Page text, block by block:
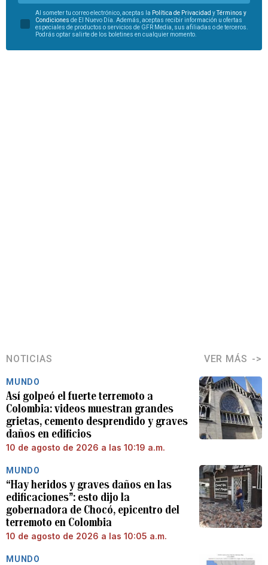
Al someter tu correo electrónico, aceptas la Política de Privacidad yTérminos y
Condiciones de El Nuevo Día. Además, aceptas recibir información u ofertas
especiales de productos o servicios de GFR Media, sus afiliadas o de terceros.
Podrás optar salirte de los boletines en cualquier momento.
NOTICIAS VER MÁS
MUNDO
Así golpeó el fuerte terremoto a
Colombia: videos muestran grandes
grietas, cemento desprendido y graves
daños en edificios
10 de agosto de 2026 a las 10:19 a.m.
MUNDO
“Hay heridos y graves daños en las
edificaciones”: esto dijo la
gobernadora de Chocó, epicentro del
terremoto en Colombia
10 de agosto de 2026 a las 10:05 a.m.
MUNDO